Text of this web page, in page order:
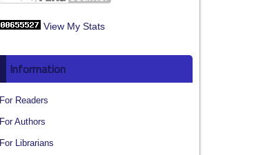
View My Stats
Information
For Readers
For Authors
For Librarians